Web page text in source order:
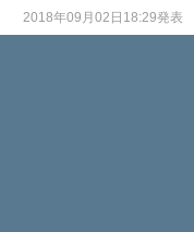
2018年09月02日18:29発表